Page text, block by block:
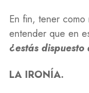
En fin, tener
entender que en
¿estás dispuesto
LA IRONÍA.